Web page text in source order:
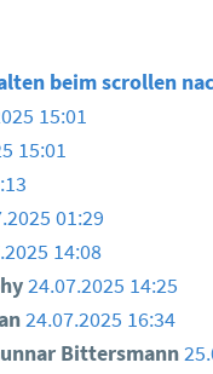
beim scrollen
15:01
15:01
01:29
14:08
24.07.2025 14:25
24.07.2025 16:34
Bittersmann